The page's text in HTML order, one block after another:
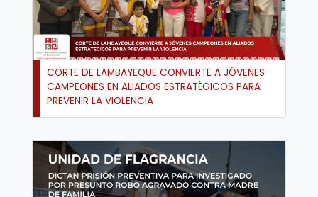
CORTE DE LAMBAYEQUE CONVIERTE A JÓVENES
CAMPEONES EN ALIADOS ESTRATÉGICOS PARA
PREVENIR LA VIOLENCIA